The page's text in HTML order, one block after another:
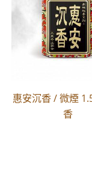
惠安沉香 / 微煙
香